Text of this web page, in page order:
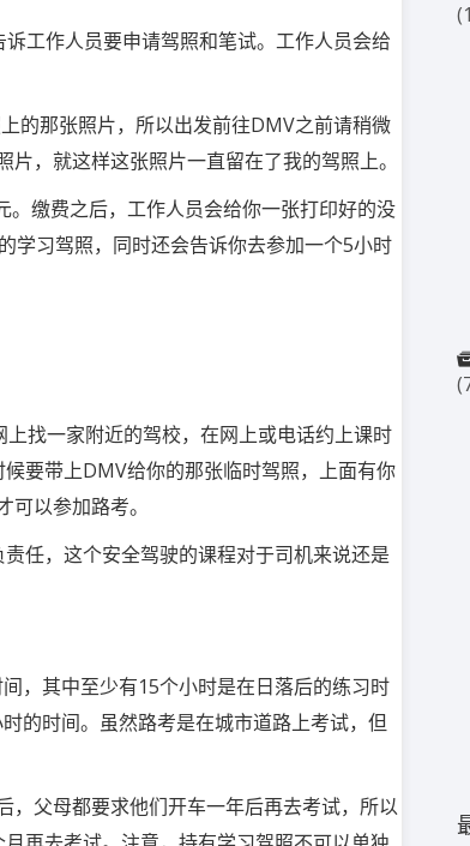
工作人员要申请驾照和笔试。工作人员会给
的那张照片，所以出发前往DMV之前请稍微
，就这样这张照片一直留在了我的驾照上。
缴费之后，工作人员会给你一张打印好的没
学习驾照，同时还会告诉你去参加一个5小时
找一家附近的驾校，在网上或电话约上课时
要带上DMV给你的那张临时驾照，上面有你
以参加路考。
任，这个安全驾驶的课程对于司机来说还是
，其中至少有15个小时是在日落后的练习时
的时间。虽然路考是在城市道路上考试，但
父母都要求他们开车一年后再去考试，所以